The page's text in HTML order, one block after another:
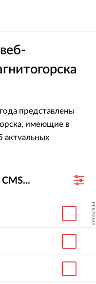
представлены
имеющие в
актуальных
РЕКЛАМА